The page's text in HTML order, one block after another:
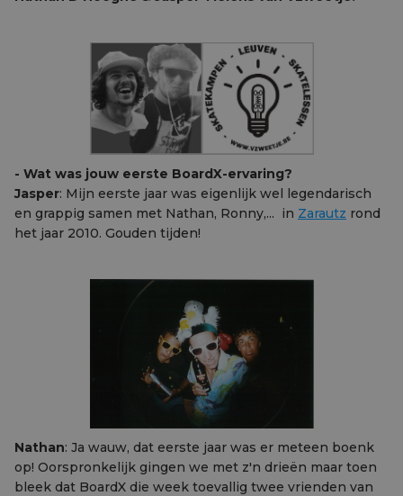
- Wat was jouw eerste BoardX-ervaring?
Jasper: Mijn eerste jaar was eigenlijk wel legendarisch
en grappig samen met Nathan, Ronny,... in Zarautz rond
het jaar 2010. Gouden tijden!
Nathan: Ja wauw, dat eerste jaar was er meteen boenk
op! Oorspronkelijk gingen we met z'n drieën maar toen
bleek dat BoardX die week toevallig twee vrienden van